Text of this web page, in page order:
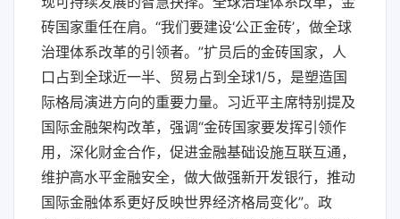
砖国家重任在肩。“我们要建设‘公正金砖’，做全球
治理体系改革的引领者。”扩员后的金砖国家，人
口占到全球近一半、贸易占到全球1/5，是塑造国
际格局演进方向的重要力量。习近平主席特别提及
国际金融架构改革，强调“金砖国家要发挥引领作
用，深化财金合作，促进金融基础设施互联互通，
维护高水平金融安全，做大做强新开发银行，推动
国际金融体系更好反映世界经济格局变化”。政